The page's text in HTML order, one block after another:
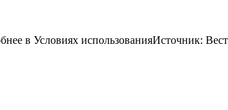
в Условиях использованияИсточник: